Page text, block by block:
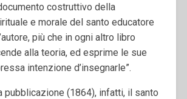
costruttivo della
e morale del santo educatore
più che in ogni altro libro
alla teoria, ed esprime le sue
intenzione d’insegnarle”.
pubblicazione (1864), infatti, il santo